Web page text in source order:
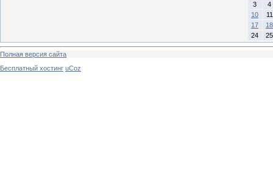
3
4
10
11
17
18
24
25
Полная версия сайта
Бесплатный хостинг uCoz